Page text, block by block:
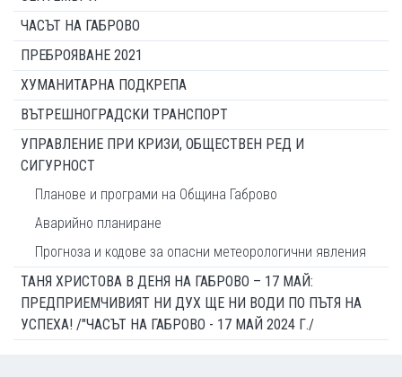
ЧАСЪТ НА ГАБРОВО
ПРЕБРОЯВАНЕ 2021
ХУМАНИТАРНА ПОДКРЕПА
ВЪТРЕШНОГРАДСКИ ТРАНСПОРТ
УПРАВЛЕНИЕ ПРИ КРИЗИ, ОБЩЕСТВЕН РЕД И
СИГУРНОСТ
Планове и програми на Община Габрово
Аварийно планиране
Прогноза и кодове за опасни метеорологични явления
ТАНЯ ХРИСТОВА В ДЕНЯ НА ГАБРОВО – 17 МАЙ:
ПРЕДПРИЕМЧИВИЯТ НИ ДУХ ЩЕ НИ ВОДИ ПО ПЪТЯ НА
УСПЕХА! /"ЧАСЪТ НА ГАБРОВО - 17 МАЙ 2024 Г./